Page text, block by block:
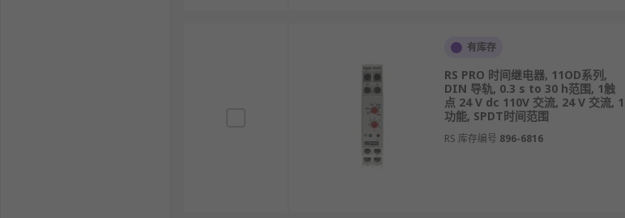
有库存
RS PRO 时间继电器, 11OD系列,
DIN 导轨, 0.3 s to 30 h范围, 1触
点 24 V dc 110V 交流, 24 V 交流, 1
功能, SPDT时间范围
RS 库存编号 896-6816